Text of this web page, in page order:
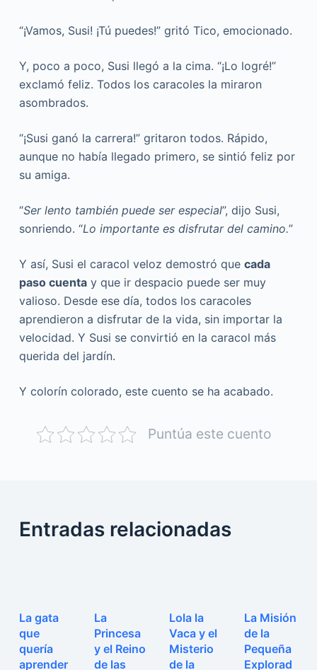
“¡Vamos, Susi! ¡Tú puedes!” gritó Tico, emocionado.
Y, poco a poco, Susi llegó a la cima. “¡Lo logré!”
exclamó feliz. Todos los caracoles la miraron
asombrados.
“¡Susi ganó la carrera!” gritaron todos. Rápido,
aunque no había llegado primero, se sintió feliz por
su amiga.
“Ser lento también puede ser especial”, dijo Susi,
sonriendo. “Lo importante es disfrutar del camino.”
Y así, Susi el caracol veloz demostró que cada
paso cuentay que ir despacio puede ser muy
valioso. Desde ese día, todos los caracoles
aprendieron a disfrutar de la vida, sin importar la
velocidad. Y Susi se convirtió en la caracol más
querida del jardín.
Y colorín colorado, este cuento se ha acabado.
Puntúa este cuento
Entradas relacionadas
La gata
que
quería
aprender
La
Princesa
y el Reino
de las
Lola la
Vaca y el
Misterio
de la
La Misión
de la
Pequeña
Explorad